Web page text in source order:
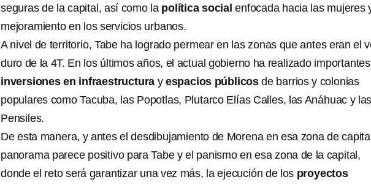
seguras de la capital, así como la política social enfocada hacia las mujeres
mejoramiento en los servicios urbanos.
A nivel de territorio, Tabe ha logrado permear en las zonas que antes eran el
duro de la 4T. En los últimos años, el actual gobierno ha realizado importantes
inversiones en infraestructura y espacios públicos de barrios y colonias
populares como Tacuba, las Popotlas, Plutarco Elías Calles, las Anáhuac y
Pensiles.
De esta manera, y antes el desdibujamiento de Morena en esa zona de
panorama parece positivo para Tabe y el panismo en esa zona de la capital,
donde el reto será garantizar una vez más, la ejecución de los proyectos